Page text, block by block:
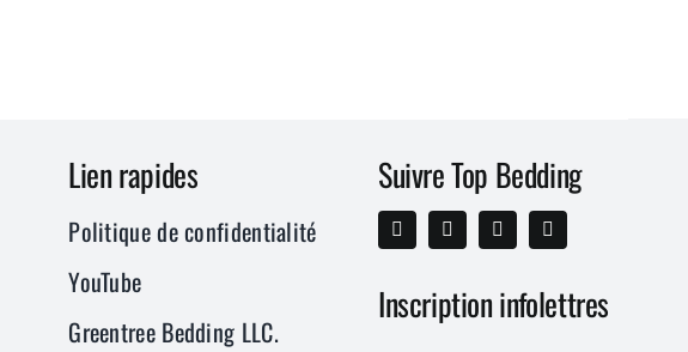
Lien rapides
Politique de confidentialité
YouTube
Greentree Bedding LLC.
Suivre Top Bedding
Inscription infolettres